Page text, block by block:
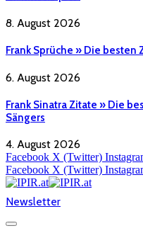
8. August 2026
Frank Sprüche » Die besten
6. August 2026
Frank Sinatra Zitate » Die
Sängers
4. August 2026
Facebook X (Twitter)
Facebook X (Twitter)
Newsletter